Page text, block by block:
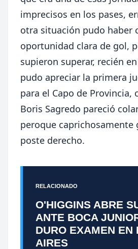
imprecisos en los pases,
otra situación pudo haber
oportunidad clara de gol,
supieron superar, recién
pudo apreciar la primera
para el Capo de Provincia,
Boris Sagredo pareció
peroque caprichosamente
poste derecho.
RELACIONADO
O'HIGGINS ABRE
ANTE BOCA
DURO EXAMEN EN
AIRES